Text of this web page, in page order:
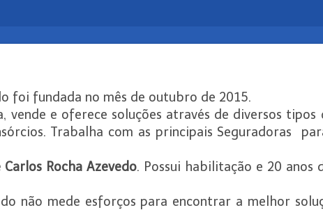
foi fundada no mês de outubro de 2015.
vende e oferece soluções através de diversos tipos
Trabalha com as principais Seguradoras
Rocha Azevedo. Possui habilitação e 20 anos
não mede esforços para encontrar a melhor